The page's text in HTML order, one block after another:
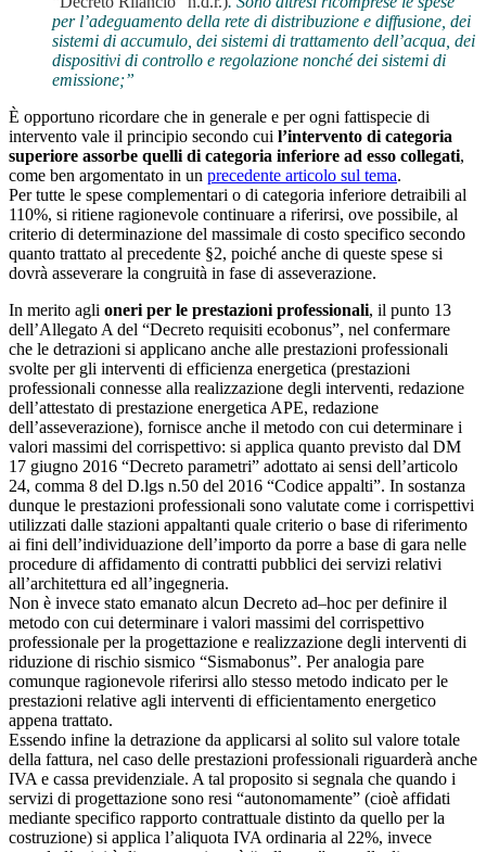
per l’adeguamento della rete di distribuzione e diffusione, dei
sistemi di accumulo, dei sistemi di trattamento dell’acqua, dei
dispositivi di controllo e regolazione nonché dei sistemi di
emissione;”
È opportuno ricordare che in generale e per ogni fattispecie di
intervento vale il principio secondo cui l’intervento di categoria
superiore assorbe quelli di categoria inferiore ad esso collegati,
come ben argomentato in un precedente articolo sul tema.
Per tutte le spese complementari o di categoria inferiore detraibili al
110%, si ritiene ragionevole continuare a riferirsi, ove possibile, al
criterio di determinazione del massimale di costo specifico secondo
quanto trattato al precedente §2, poiché anche di queste spese si
dovrà asseverare la congruità in fase di asseverazione.
In merito agli oneri per le prestazioni professionali, il punto 13
dell’Allegato A del “Decreto requisiti ecobonus”, nel confermare
che le detrazioni si applicano anche alle prestazioni professionali
svolte per gli interventi di efficienza energetica (prestazioni
professionali connesse alla realizzazione degli interventi, redazione
dell’attestato di prestazione energetica APE, redazione
dell’asseverazione), fornisce anche il metodo con cui determinare i
valori massimi del corrispettivo: si applica quanto previsto dal DM
17 giugno 2016 “Decreto parametri” adottato ai sensi dell’articolo
24, comma 8 del D.lgs n.50 del 2016 “Codice appalti”. In sostanza
dunque le prestazioni professionali sono valutate come i corrispettivi
utilizzati dalle stazioni appaltanti quale criterio o base di riferimento
ai fini dell’individuazione dell’importo da porre a base di gara nelle
procedure di affidamento di contratti pubblici dei servizi relativi
all’architettura ed all’ingegneria.
Non è invece stato emanato alcun Decreto ad–hoc per definire il
metodo con cui determinare i valori massimi del corrispettivo
professionale per la progettazione e realizzazione degli interventi di
riduzione di rischio sismico “Sismabonus”. Per analogia pare
comunque ragionevole riferirsi allo stesso metodo indicato per le
prestazioni relative agli interventi di efficientamento energetico
appena trattato.
Essendo infine la detrazione da applicarsi al solito sul valore totale
della fattura, nel caso delle prestazioni professionali riguarderà anche
IVA e cassa previdenziale. A tal proposito si segnala che quando i
servizi di progettazione sono resi “autonomamente” (cioè affidati
mediante specifico rapporto contrattuale distinto da quello per la
costruzione) si applica l’aliquota IVA ordinaria al 22%, invece